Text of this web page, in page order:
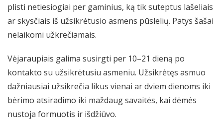
plisti netiesiogiai per gaminius, ką tik suteptus lašeliais
ar skysčiais iš užsikrėtusio asmens pūslelių. Patys šašai
nelaikomi užkrečiamais.
Vėjaraupiais galima susirgti per 10–21 dieną po
kontakto su užsikrėtusiu asmeniu. Užsikrėtęs asmuo
dažniausiai užsikrečia likus vienai ar dviem dienoms iki
bėrimo atsiradimo iki maždaug savaitės, kai dėmės
nustoja formuotis ir išdžiūvo.